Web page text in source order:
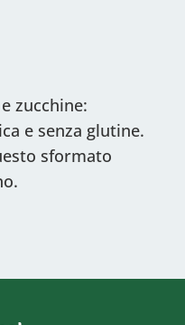
zucchine:
e senza glutine.
sformato